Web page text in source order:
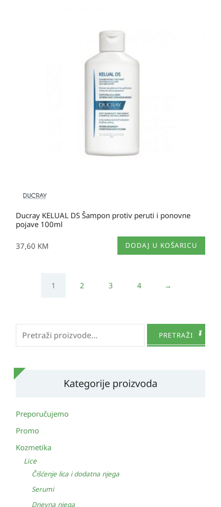
Ducray KELUAL DS Šampon protiv peruti i ponovne
pojave 100ml
37,60 KM DODAJ U KOŠARICU
1 2 3 4 →
Pretraži: PRETRAŽI
Kategorije proizvoda
Preporučujemo
Promo
Kozmetika
Lice
Čišćenje lica i dodatna njega
Serumi
Dnevna njega